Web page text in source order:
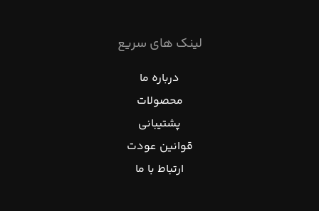
لینک های سریع
درباره ما
محصولات
پشتیبانی
قوانین عودت
ارتباط با ما